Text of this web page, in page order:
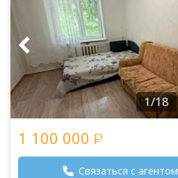
1/18
1 100 000
Связаться с агентом